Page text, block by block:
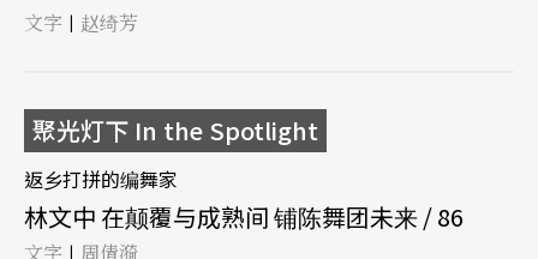
文字 | 赵绮芳
聚光灯下 In the Spotlight
返乡打拼的编舞家
林文中 在颠覆与成熟间 铺陈舞团未来 / 86
文字 | 周倩漪